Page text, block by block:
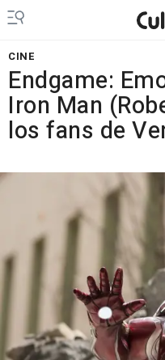
CINE
Endgame:
Iron Man
los fans de